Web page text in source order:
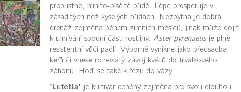
propustné, hlinito-písčité půdě. Lépe prosperuje v
zásaditých než kyselých půdách. Nezbytná je dobrá
drenáž zejména během zimních měsíců, jinak může dojít
k uhnívání spodní části rostliny. Aster pyrenaeusje plně
resistentní vůči padlí. Výborně vynikne jako předsadba
keřů či vnese rozevlátý závoj květů do trvalkového
záhonu. Hodí se také k řezu do vázy.
'Lutetia' je kultivar ceněný zejména pro svou dlouhou